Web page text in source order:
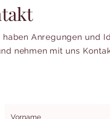
Anregungen und
nehmen mit uns
Vorname